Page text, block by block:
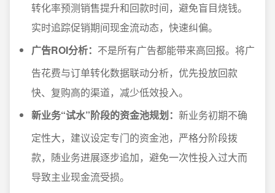
转化率预测销售提升和回款时间，避免盲目烧钱。
实时追踪促销期间现金流动态，快速纠偏。
广告ROI分析： 不是所有广告都能带来高回报。将广
告花费与订单转化数据联动分析，优先投放回款
快、复购高的渠道，减少低效投入。
新业务“试水”阶段的资金池规划： 新业务初期不确
定性大，建议设定专门的资金池，严格分阶段拨
款，随业务进展逐步追加，避免一次性投入过大而
导致主业现金流受损。